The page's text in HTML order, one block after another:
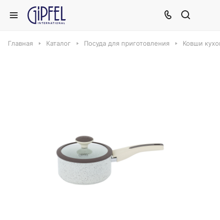
Главная Каталог Посуда для приготовления Ковши